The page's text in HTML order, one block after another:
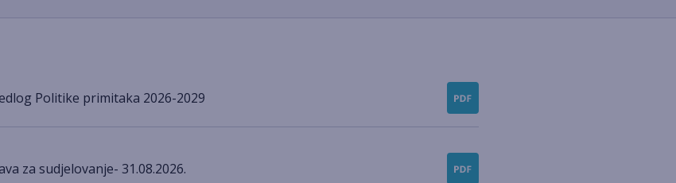
Politike primitaka 2026-2029
za sudjelovanje- 31.08.2026.